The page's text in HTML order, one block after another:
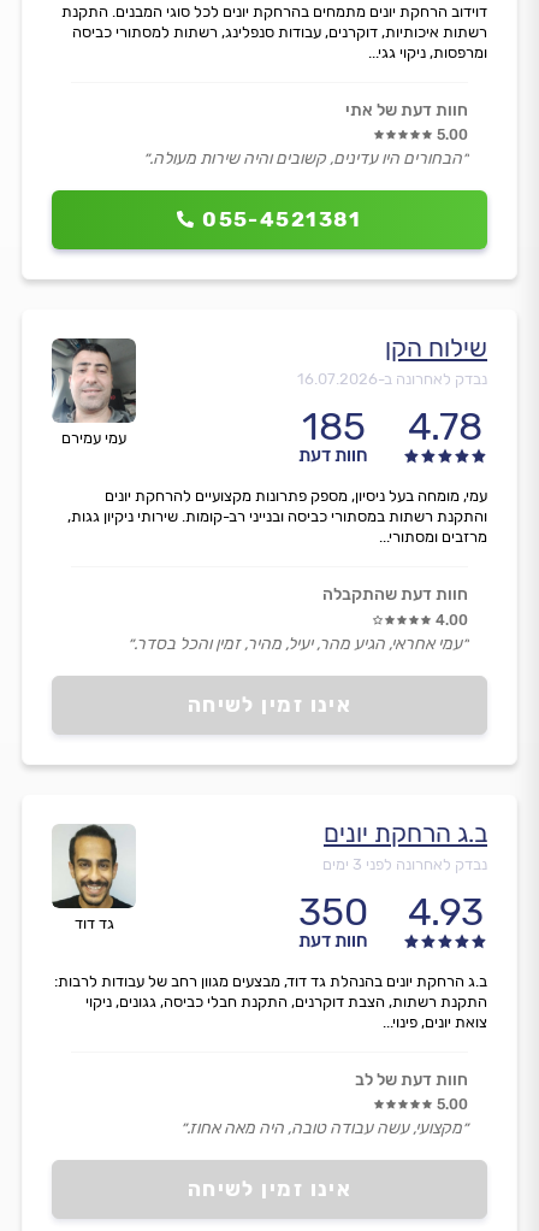
055-4521381
דוידוב הרחקת יונים מתמחים בהרחקת יונים לכל סוגי המבנים. התקנת
רשתות איכותיות, דוקרנים, עבודות סנפלינג, רשתות למסתורי כביסה
ומרפסות, ניקוי גגי...
חוות דעת של אתי
5.00
״הבחורים היו עדינים, קשובים והיה שירות מעולה.״
עמי עמירם
שילוח הקן
נבדק לאחרונה ב-16.07.2026
4.78
185
חוות דעת
אינו זמין לשיחה
עמי, מומחה בעל ניסיון, מספק פתרונות מקצועיים להרחקת יונים
והתקנת רשתות במסתורי כביסה ובנייני רב-קומות. שירותי ניקיון גגות,
מרזבים ומסתורי...
חוות דעת שהתקבלה
4.00
״עמי אחראי, הגיע מהר, יעיל, מהיר, זמין והכל בסדר.״
גד דוד
ב.ג הרחקת יונים
נבדק לאחרונה לפני 3 ימים
4.93
350
חוות דעת
אינו זמין לשיחה
ב.ג הרחקת יונים בהנהלת גד דוד, מבצעים מגוון רחב של עבודות לרבות:
התקנת רשתות, הצבת דוקרנים, התקנת חבלי כביסה, גגונים, ניקוי
צואת יונים, פינוי...
חוות דעת של לב
5.00
״מקצועי, עשה עבודה טובה, היה מאה אחוז.״